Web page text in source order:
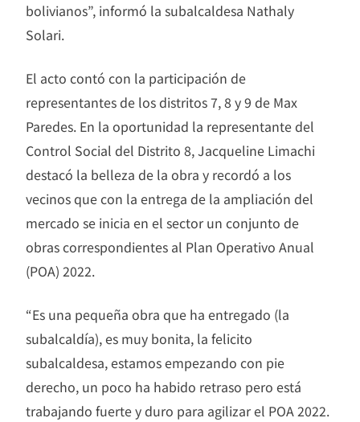
bolivianos”, informó la subalcaldesa Nathaly
Solari.
El acto contó con la participación de
representantes de los distritos 7, 8 y 9 de Max
Paredes. En la oportunidad la representante del
Control Social del Distrito 8, Jacqueline Limachi
destacó la belleza de la obra y recordó a los
vecinos que con la entrega de la ampliación del
mercado se inicia en el sector un conjunto de
obras correspondientes al Plan Operativo Anual
(POA) 2022.
“Es una pequeña obra que ha entregado (la
subalcaldía), es muy bonita, la felicito
subalcaldesa, estamos empezando con pie
derecho, un poco ha habido retraso pero está
trabajando fuerte y duro para agilizar el POA 2022.